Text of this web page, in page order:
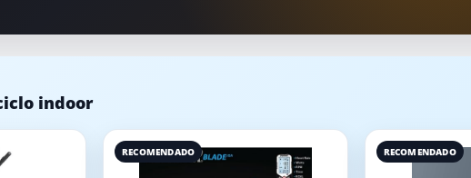
Cómo elegir zapatillas
Marcas de calzado
indoor
RECOMENDADO RECOMENDADO